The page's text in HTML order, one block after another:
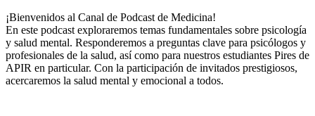
¡Bienvenidos al Canal de Podcast de Medicina!
En este podcast exploraremos temas fundamentales sobre psicología
y salud mental. Responderemos a preguntas clave para psicólogos y
profesionales de la salud, así como para nuestros estudiantes Pires de
APIR en particular. Con la participación de invitados prestigiosos,
acercaremos la salud mental y emocional a todos.